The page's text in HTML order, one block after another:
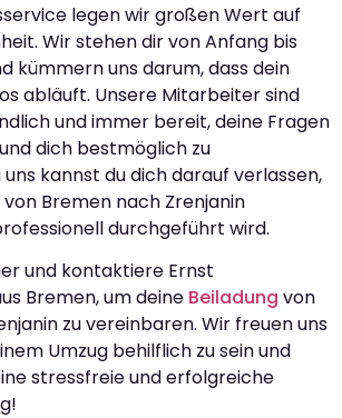
legen wir großen Wert auf
Wir stehen dir von Anfang bis
kümmern uns darum, dass dein
abläuft. Unsere Mitarbeiter sind
und immer bereit, deine Fragen
dich bestmöglich zu
kannst du dich darauf verlassen,
von Bremen nach Zrenjanin
durchgeführt wird.
und kontaktiere Ernst
Bremen, um deine Beiladung von
zu vereinbaren. Wir freuen uns
Umzug behilflich zu sein und
stressfreie und erfolgreiche